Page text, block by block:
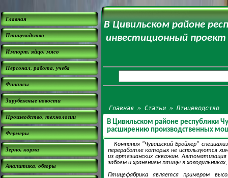
Главная
Птицеводство
Импорт, яйцо, мясо
Персонал, работа, учеба
Финансы
Зарубежные новости
Производство, технологии
Фермеры
Зерно, корма
Аналитика, обзоры
В Цивильском районе
инвестиционный
Главная »Статьи »Птицеводство
В Цивильском районе республики
расширению производственных
Компания "Чувашский Бройлер"
переработке которых не используются
из артезианских скважин.
забоем и хранением птицы в
Птицефабрика является примером